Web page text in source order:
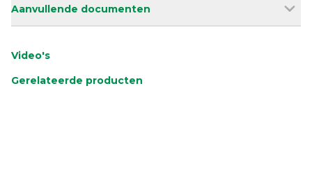
Aanvullende documenten
Video's
Gerelateerde producten